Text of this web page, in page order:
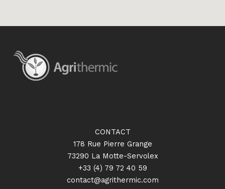
CONTACT
178 Rue Pierre Grange
73290 La Motte-Servolex
+33 (4) 79 72 40 59
contact@agrithermic.com